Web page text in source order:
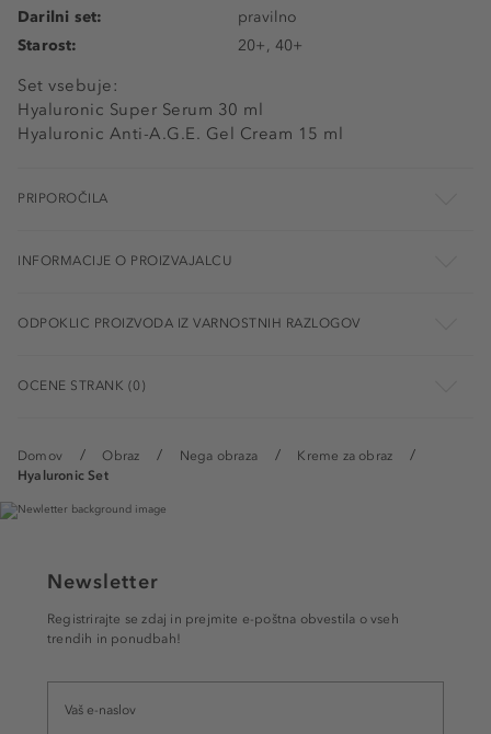
Domov Obraz Nega obraza
Kreme za obraz
Hyaluronic Set
Set vsebuje:
Hyaluronic Super Serum 30 ml
Hyaluronic Anti-A.G.E. Gel Cream 15 ml
Darilni set:
pravilno
Starost:
20+, 40+
PRIPOROČILA
INFORMACIJE O PROIZVAJALCU
ODPOKLIC PROIZVODA IZ VARNOSTNIH RAZLOGOV
OCENE STRANK (0)
Newsletter
Registrirajte se zdaj in prejmite e-poštna obvestila o vseh
trendih in ponudbah!